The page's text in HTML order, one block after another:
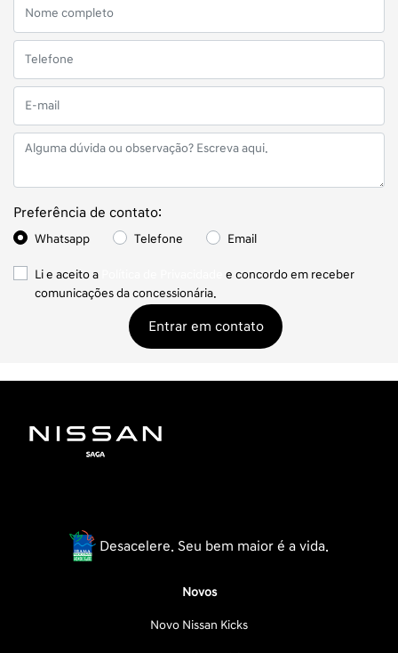
Preferência de contato:
Whatsapp Telefone Email
Li e aceito a
e concordo em receber
comunicações da concessionária.
Entrar em contato
Desacelere. Seu bem maior é a vida.
Novos
Novo Nissan Kicks